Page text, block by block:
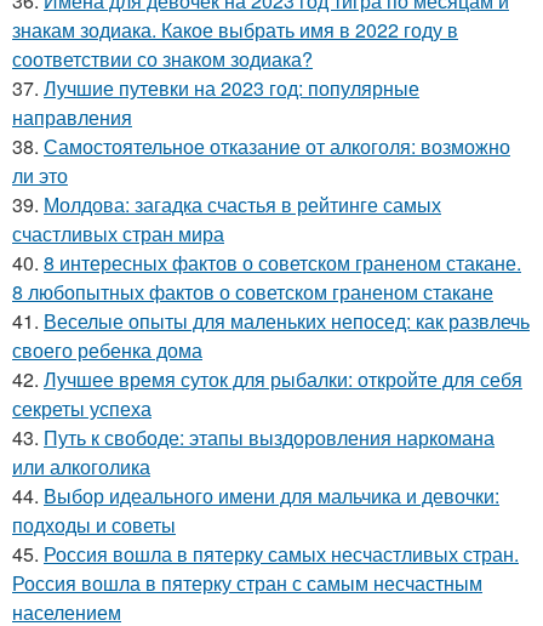
знакам зодиака. Какое выбрать имя в 2022 году в
соответствии со знаком зодиака?
37. Лучшие путевки на 2023 год: популярные
направления
38. Самостоятельное отказание от алкоголя: возможно
ли это
39. Молдова: загадка счастья в рейтинге самых
счастливых стран мира
40. 8 интересных фактов о советском граненом стакане.
8 любопытных фактов о советском граненом стакане
41. Веселые опыты для маленьких непосед: как развлечь
своего ребенка дома
42. Лучшее время суток для рыбалки: откройте для себя
секреты успеха
43. Путь к свободе: этапы выздоровления наркомана
или алкоголика
44. Выбор идеального имени для мальчика и девочки:
подходы и советы
45. Россия вошла в пятерку самых несчастливых стран.
Россия вошла в пятерку стран с самым несчастным
населением